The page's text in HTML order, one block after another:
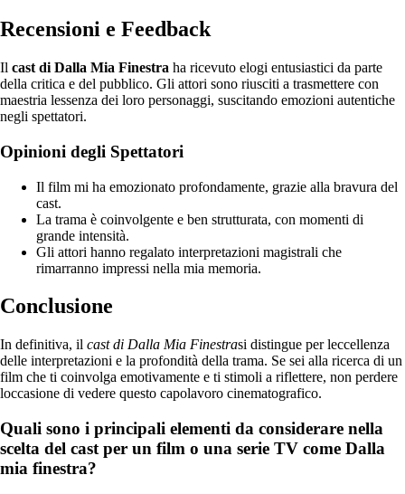
Recensioni e Feedback
Il cast di Dalla Mia Finestra ha ricevuto elogi entusiastici da parte
della critica e del pubblico. Gli attori sono riusciti a trasmettere con
maestria lessenza dei loro personaggi, suscitando emozioni autentiche
negli spettatori.
Opinioni degli Spettatori
Il film mi ha emozionato profondamente, grazie alla bravura del
cast.
La trama è coinvolgente e ben strutturata, con momenti di
grande intensità.
Gli attori hanno regalato interpretazioni magistrali che
rimarranno impressi nella mia memoria.
Conclusione
In definitiva, il cast di Dalla Mia Finestrasi distingue per leccellenza
delle interpretazioni e la profondità della trama. Se sei alla ricerca di un
film che ti coinvolga emotivamente e ti stimoli a riflettere, non perdere
loccasione di vedere questo capolavoro cinematografico.
Quali sono i principali elementi da considerare nella
scelta del cast per un film o una serie TV come Dalla
mia finestra?